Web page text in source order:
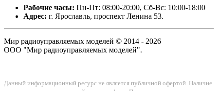
Рабочие часы: Пн-Пт: 08:00-20:00, Сб-Вс: 10:00-18:00
Адрес: г. Ярославль, проспект Ленина 53.
Мир радиоуправляемых моделей © 2014 - 2026
ООО "Мир радиоуправляемых моделей".
Данный информационный ресурс не является публичной офертой. Наличие